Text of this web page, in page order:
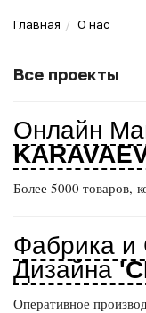
Главная О нас
Все проекты
Онлайн
Более 5000 товаров,
Фабрика и
Дизайна
Оперативное